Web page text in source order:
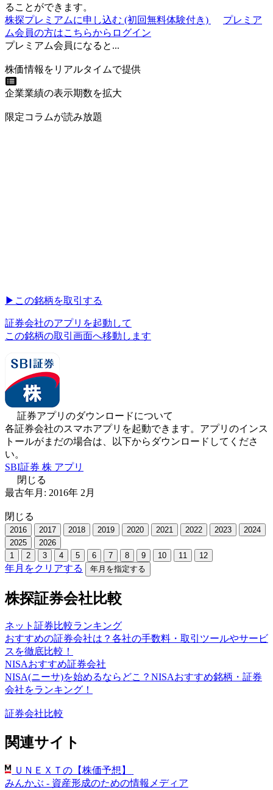
ることができます。
株探プレミアムに申し込む (初回無料体験付き)
プレミア
ム会員の方はこちらからログイン
プレミアム会員になると...
株価情報をリアルタイムで提供
企業業績の表示期数を拡大
限定コラムが読み放題
▶︎ この銘柄を取引する
証券会社のアプリを起動して
この銘柄の取引画面へ移動します
証券アプリのダウンロードについて
各証券会社のスマホアプリを起動できます。アプリのインス
トールがまだの場合は、以下からダウンロードしてくださ
い。
SBI証券 株 アプリ
閉じる
最古年月: 2016年 2 月
閉じる
2016 2017 2018 2019 2020 2021 2022 2023
2024
2025
2026
1
2 3 4 5 6 7 8 9 10 11 12
年月をクリアする 年月を指定する
株探証券会社比較
ネット証券比較ランキング
おすすめの証券会社は？各社の手数料・取引ツールやサービ
スを徹底比較！
NISAおすすめ証券会社
NISA(ニーサ)を始めるならどこ？NISAおすすめ銘柄・証券
会社をランキング！
証券会社比較
関連サイト
ＵＮＥＸＴの【株価予想】
みんかぶ - 資産形成のための情報メディア